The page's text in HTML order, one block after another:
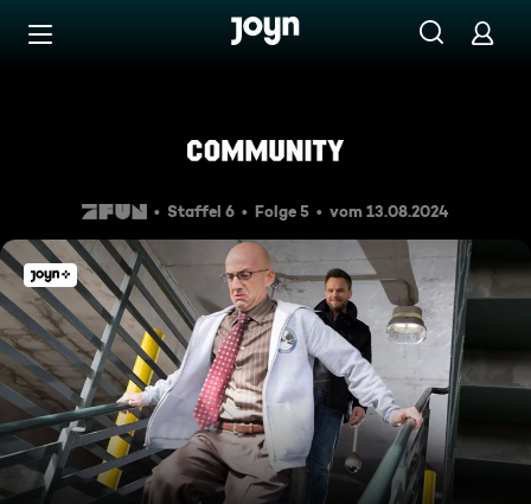
Zum Inhalt springen
Staffel 6 Folge 5 vom 13.08.2024